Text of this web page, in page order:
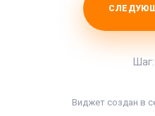
Сохранить мои
Шаг:
Виджет создан в